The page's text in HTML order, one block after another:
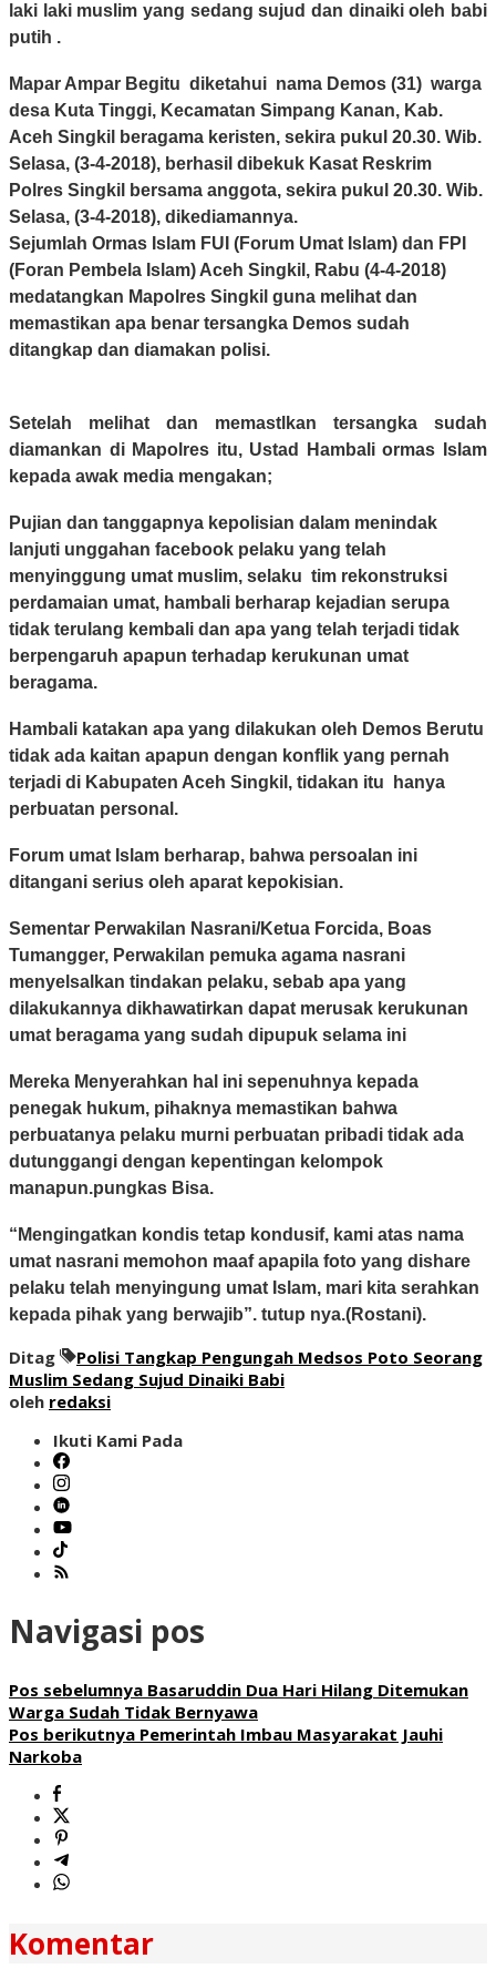
laki laki muslim yang sedang sujud dan dinaiki oleh babi
putih .
Mapar Ampar Begitu diketahui nama Demos (31) warga
desa Kuta Tinggi, Kecamatan Simpang Kanan, Kab.
Aceh Singkil beragama keristen, sekira pukul 20.30. Wib.
Selasa, (3-4-2018), berhasil dibekuk Kasat Reskrim
Polres Singkil bersama anggota, sekira pukul 20.30. Wib.
Selasa, (3-4-2018), dikediamannya.
Sejumlah Ormas Islam FUI (Forum Umat Islam) dan FPI
(Foran Pembela Islam) Aceh Singkil, Rabu (4-4-2018)
medatangkan Mapolres Singkil guna melihat dan
memastikan apa benar tersangka Demos sudah
ditangkap dan diamakan polisi.
Setelah melihat dan memastlkan tersangka sudah
diamankan di Mapolres itu, Ustad Hambali ormas Islam
kepada awak media mengakan;
Pujian dan tanggapnya kepolisian dalam menindak
lanjuti unggahan facebook pelaku yang telah
menyinggung umat muslim, selaku tim rekonstruksi
perdamaian umat, hambali berharap kejadian serupa
tidak terulang kembali dan apa yang telah terjadi tidak
berpengaruh apapun terhadap kerukunan umat
beragama.
Hambali katakan apa yang dilakukan oleh Demos Berutu
tidak ada kaitan apapun dengan konflik yang pernah
terjadi di Kabupaten Aceh Singkil, tidakan itu hanya
perbuatan personal.
Forum umat Islam berharap, bahwa persoalan ini
ditangani serius oleh aparat kepokisian.
Sementar Perwakilan Nasrani/Ketua Forcida, Boas
Tumangger, Perwakilan pemuka agama nasrani
menyelsalkan tindakan pelaku, sebab apa yang
dilakukannya dikhawatirkan dapat merusak kerukunan
umat beragama yang sudah dipupuk selama ini
Mereka Menyerahkan hal ini sepenuhnya kepada
penegak hukum, pihaknya memastikan bahwa
perbuatanya pelaku murni perbuatan pribadi tidak ada
dutunggangi dengan kepentingan kelompok
manapun.pungkas Bisa.
“Mengingatkan kondis tetap kondusif, kami atas nama
umat nasrani memohon maaf apapila foto yang dishare
pelaku telah menyingung umat Islam, mari kita serahkan
kepada pihak yang berwajib”. tutup nya.(Rostani).
Ditag
Polisi Tangkap Pengungah Medsos Poto Seorang
Muslim Sedang Sujud Dinaiki Babi
oleh redaksi
Ikuti Kami Pada
Navigasi pos
Pos sebelumnya Basaruddin Dua Hari Hilang Ditemukan
Warga Sudah Tidak Bernyawa
Pos berikutnya Pemerintah Imbau Masyarakat Jauhi
Narkoba
Komentar